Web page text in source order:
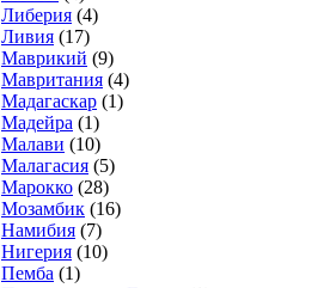
Либерия (4)
Ливия (17)
Маврикий (9)
Мавритания (4)
Мадагаскар (1)
Мадейра (1)
Малави (10)
Малагасия (5)
Марокко (28)
Мозамбик (16)
Намибия (7)
Нигерия (10)
Пемба (1)